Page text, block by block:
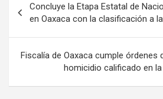
de
entradas
Concluye la Etapa Estatal de
en Oaxaca con la clasificación a
Fiscalía de Oaxaca cumple órdenes
homicidio calificado en